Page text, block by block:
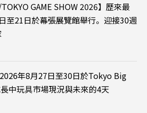
GAME SHOW 2026】歷來最
至21日於幕張展覽館舉行。迎接30週
2026年8月27日至30日於Tokyo Big
中玩具市場現況與未來的4天